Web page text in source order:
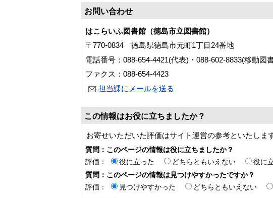
お問い合わせ
はこらいふ図書館（徳島市立図書館）
〒770-0834 徳島県徳島市元町1丁目24番地
電話番号：088-654-4421(代表)・088-602-8833(移動図
ファクス：088-654-4423
担当課にメールを送る
この情報はお役に立ちましたか？
お寄せいただいた評価はサイト運営の参考といたします
質問：このページの情報は役に立ちましたか？
評価：
役に立った どちらともいえない
役に
質問：このページの情報は見つけやすかったですか？
評価：
見つけやすかった どちらともいえない